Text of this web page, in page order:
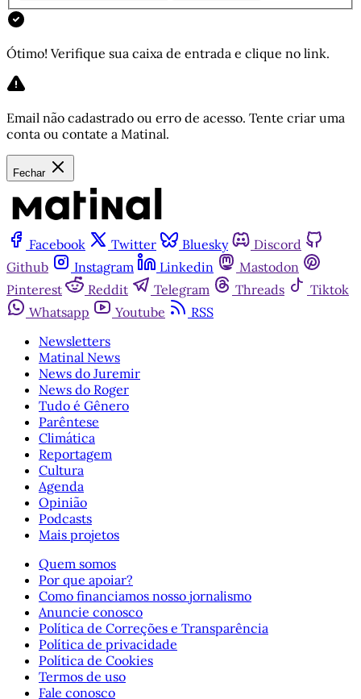
Ótimo! Verifique sua caixa de entrada e clique no link.
Email não cadastrado ou erro de acesso. Tente criar uma
conta ou contate a Matinal.
Fechar
Facebook Twitter Bluesky
Discord
Github
Instagram Linkedin
Mastodon
Pinterest
Reddit Telegram Threads
Tiktok
Whatsapp
Youtube
RSS
Newsletters
Matinal News
News do Juremir
News do Roger
Tudo é Gênero
Parêntese
Climática
Reportagem
Cultura
Agenda
Opinião
Podcasts
Mais projetos
Quem somos
Por que apoiar?
Como financiamos nosso jornalismo
Anuncie conosco
Política de Correções e Transparência
Política de privacidade
Política de Cookies
Termos de uso
Fale conosco